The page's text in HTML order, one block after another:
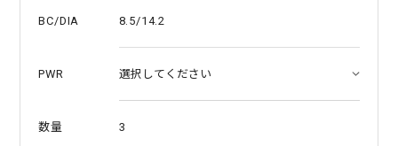
n
BC/DIA 8.5/14.2
PWR
数量 3